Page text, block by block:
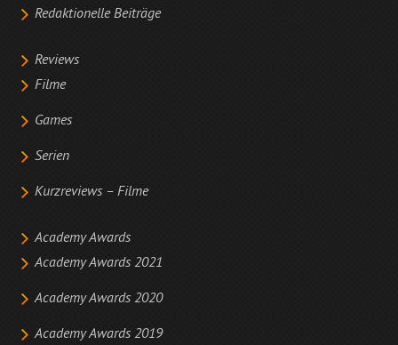
Redaktionelle Beiträge
Reviews
Filme
Games
Serien
Kurzreviews – Filme
Academy Awards
Academy Awards 2021
Academy Awards 2020
Academy Awards 2019